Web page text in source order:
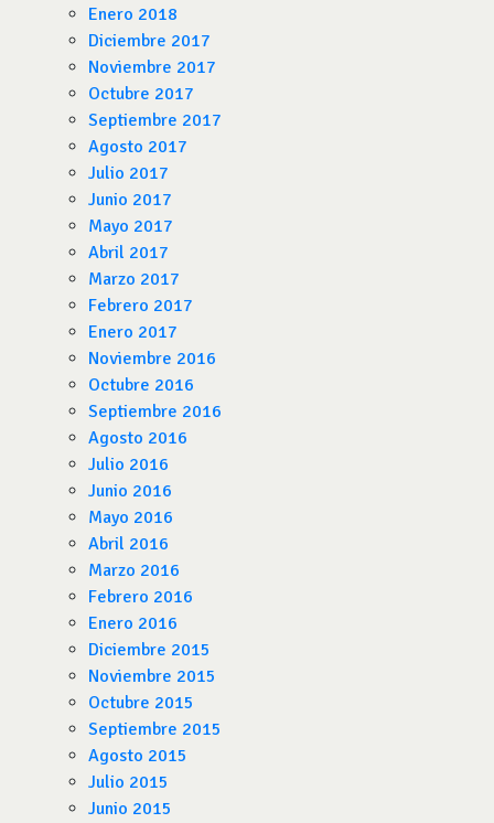
Enero 2018
Diciembre 2017
Noviembre 2017
Octubre 2017
Septiembre 2017
Agosto 2017
Julio 2017
Junio 2017
Mayo 2017
Abril 2017
Marzo 2017
Febrero 2017
Enero 2017
Noviembre 2016
Octubre 2016
Septiembre 2016
Agosto 2016
Julio 2016
Junio 2016
Mayo 2016
Abril 2016
Marzo 2016
Febrero 2016
Enero 2016
Diciembre 2015
Noviembre 2015
Octubre 2015
Septiembre 2015
Agosto 2015
Julio 2015
Junio 2015